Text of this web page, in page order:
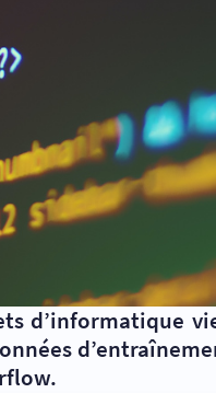
d’informatique